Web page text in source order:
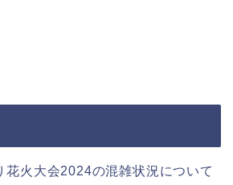
花火大会2024の混雑状況について